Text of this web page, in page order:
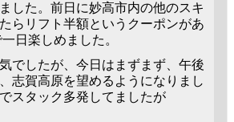
した。前日に妙高市内の他のスキ
らリフト半額というクーポンがあ
日楽しめました。
でしたが、今日はまずまず、午後
志賀高原を望めるようになりまし
スタック多発してましたが